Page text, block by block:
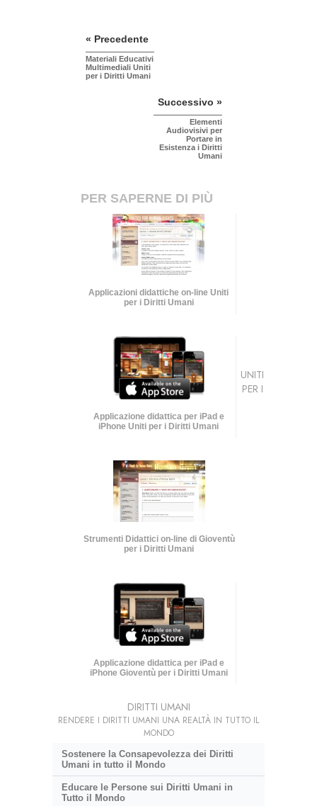
« Precedente
Materiali Educativi
Multimediali Uniti
per i Diritti Umani
Successivo »
Elementi
Audiovisivi per
Portare in
Esistenza i Diritti
Umani
PER SAPERNE DI PIÙ
Applicazioni didattiche on-line Uniti
per i Diritti Umani
Applicazione didattica per iPad e
iPhone Uniti per i Diritti Umani
Strumenti Didattici on-line di Gioventù
per i Diritti Umani
Applicazione didattica per iPad e
iPhone Gioventù per i Diritti Umani
UNITI
PER I
DIRITTI UMANI
RENDERE I DIRITTI UMANI UNA REALTÀ IN TUTTO IL
MONDO
Sostenere la Consapevolezza dei Diritti
Umani in tutto il Mondo
Educare le Persone sui Diritti Umani in
Tutto il Mondo